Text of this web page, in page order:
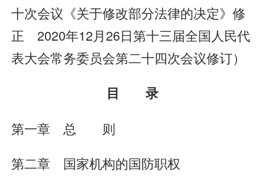
十次会议《关于修改部分法律的决定》修
正 2020年12月26日第十三届全国人民代
表大会常务委员会第二十四次会议修订）
目 录
第一章 总 则
第二章 国家机构的国防职权